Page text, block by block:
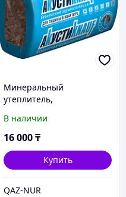
Минеральный
утеплитель,
1230×610×50 мм
В наличии
16 000₸
Купить
QAZ-NUR